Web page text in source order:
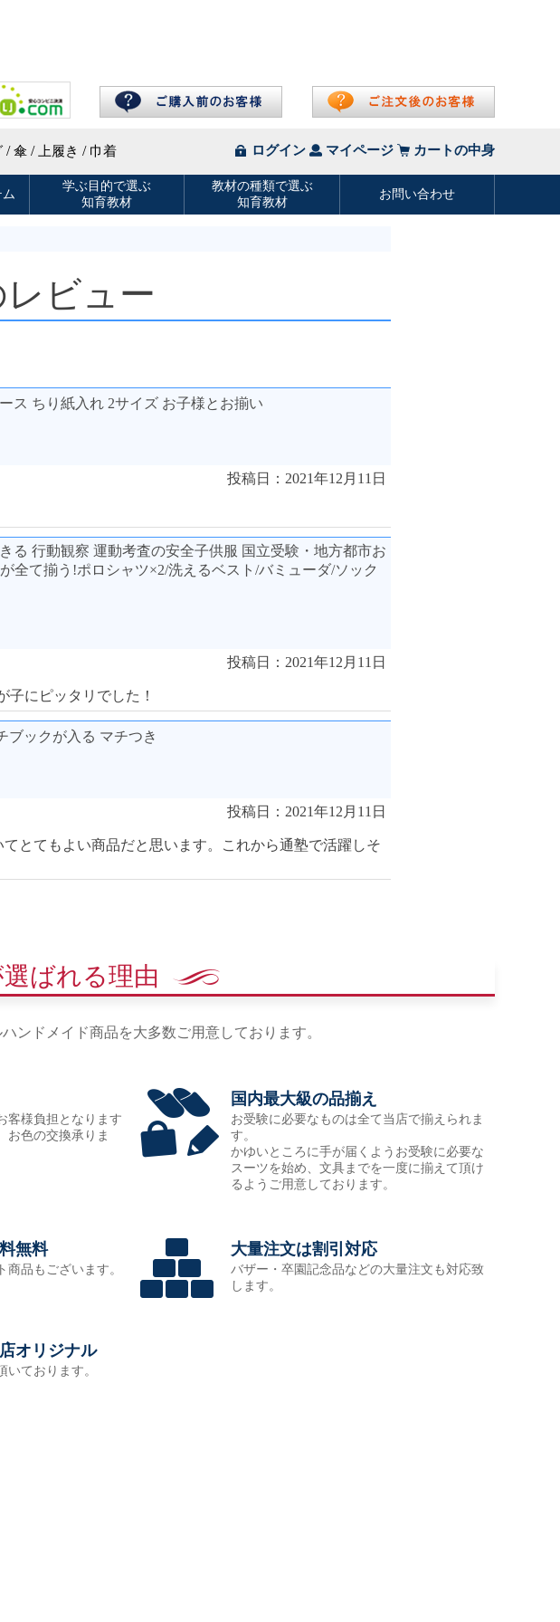
ビュー
ス ちり紙入れ 2サイズ お子様とお揃い
投稿日：2021年12月11日
る 行動観察 運動考査の安全子供服 国立受験・地方都市お
全て揃う!ポロシャツ×2/洗えるベスト/バミューダ/ソック
投稿日：2021年12月11日
子にピッタリでした！
ブックが入る マチつき
投稿日：2021年12月11日
とてもよい商品だと思います。これから通塾で活躍しそ
ばれる理由
ンドメイド商品を大多数ご用意しております。
客様負担となります
お色の交換承りま
国内最大級の品揃え
お受験に必要なものは全て当店で揃えられま
す。
かゆいところに手が届くようお受験に必要な
スーツを始め、文具までを一度に揃えて頂け
るようご用意しております。
無料
品もございます。
大量注文は割引対応
バザー・卒園記念品などの大量注文も対応致
します。
オリジナル
いております。